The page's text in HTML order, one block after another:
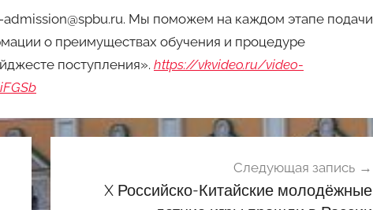
Мы поможем на каждом этапе подачи
о преимуществах обучения и процедуре
поступления». https://vkvideo.ru/video-
Следующая запись
X Российско-Китайские молодёжные